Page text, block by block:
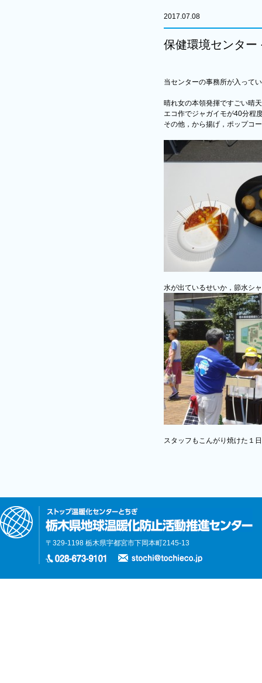
2017.07.08
保健環境センター
当センターの事務所が入って
晴れ女の本領発揮ですごい晴
エコ作でジャガイモが40分程
その他，から揚げ，ポップコ
水が出ているせいか，節水シ
スタッフもこんがり焼けた１
〒329-1198 栃木県宇都宮市下岡本町2145-13